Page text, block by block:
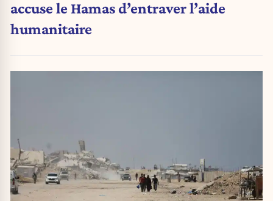
accuse le Hamas d’entraver l’aide
humanitaire